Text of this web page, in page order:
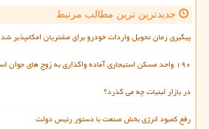
جدیدترین ترین مطالب مرتبط
پیگیری زمان تحویل واردات خودرو برای مشتریان امکانپذیر شد
۱۹۰ واحد مسکن استیجاری آماده واگذاری به زوج های جوان است
در بازار لبنیات چه می گذرد؟
رفع کمبود انرژی بخش صنعت با دستور رئیس دولت